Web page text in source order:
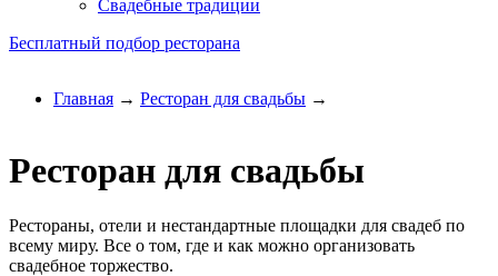
Свадебные традиции
Бесплатный подбор ресторана
Главная → Ресторан для свадьбы →
Ресторан для свадьбы
Рестораны, отели и нестандартные площадки для свадеб по
всему миру. Все о том, где и как можно организовать
свадебное торжество.